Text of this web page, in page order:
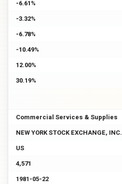
-6.61%
-3.32%
-6.78%
-10.49%
12.00%
30.19%
Commercial Services & Supplies
NEW YORK STOCK EXCHANGE, INC.
US
4,571
1981-05-22